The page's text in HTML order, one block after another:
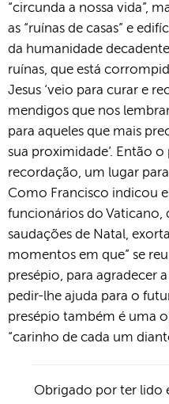
“circunda a nossa vida”,
as “ruínas de casas” e
da humanidade
ruínas, que está
Jesus ‘veio para curar e
mendigos que nos
para aqueles que mais
sua proximidade’. Então
recordação, um lugar
Como Francisco indicou
funcionários do Vaticano,
saudações de Natal,
momentos em que” se
presépio, para agradecer
pedir-lhe ajuda para o
presépio também é uma
“carinho de cada um
Obrigado por ter lido